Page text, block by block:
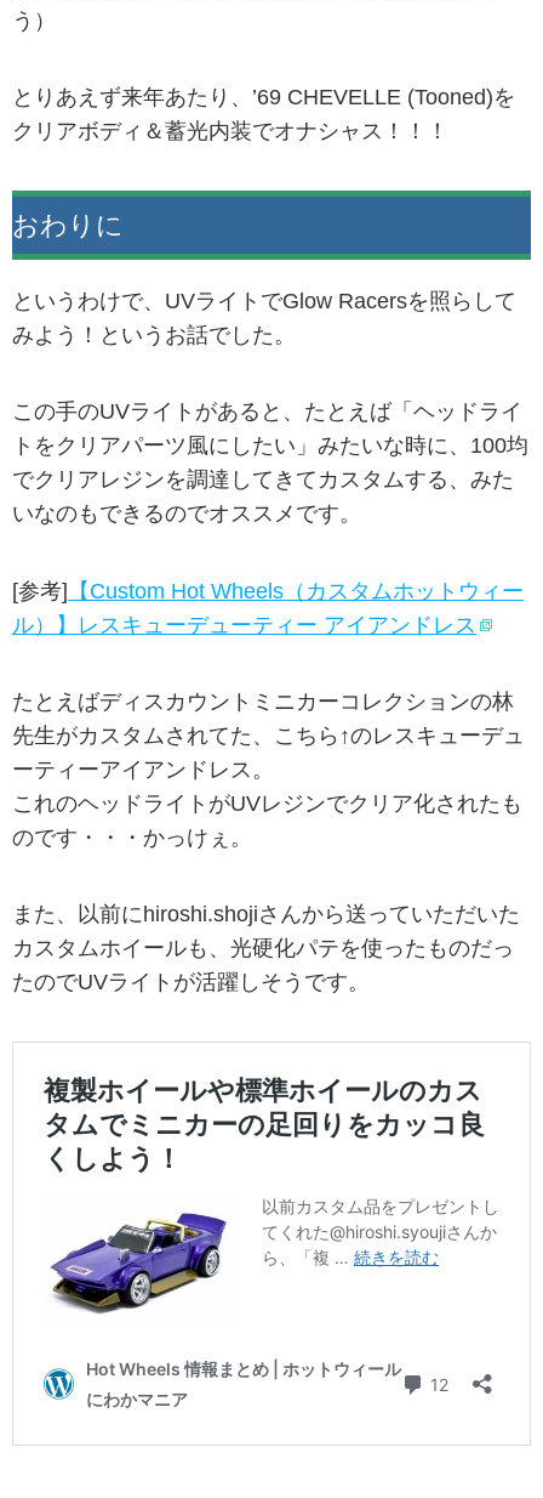
う）
とりあえず来年あたり、’69 CHEVELLE (Tooned)を
クリアボディ＆蓄光内装でオナシャス！！！
おわりに
というわけで、UVライトでGlow Racersを照らして
みよう！というお話でした。
この手のUVライトがあると、たとえば「ヘッドライ
トをクリアパーツ風にしたい」みたいな時に、100均
でクリアレジンを調達してきてカスタムする、みた
いなのもできるのでオススメです。
[参考] 【Custom Hot Wheels（カスタムホットウィー
ル）】レスキューデューティー アイアンドレス
たとえばディスカウントミニカーコレクションの林
先生がカスタムされてた、こちら↑のレスキューデュ
ーティーアイアンドレス。
これのヘッドライトがUVレジンでクリア化されたも
のです・・・かっけぇ。
また、以前にhiroshi.shojiさんから送っていただいた
カスタムホイールも、光硬化パテを使ったものだっ
たのでUVライトが活躍しそうです。